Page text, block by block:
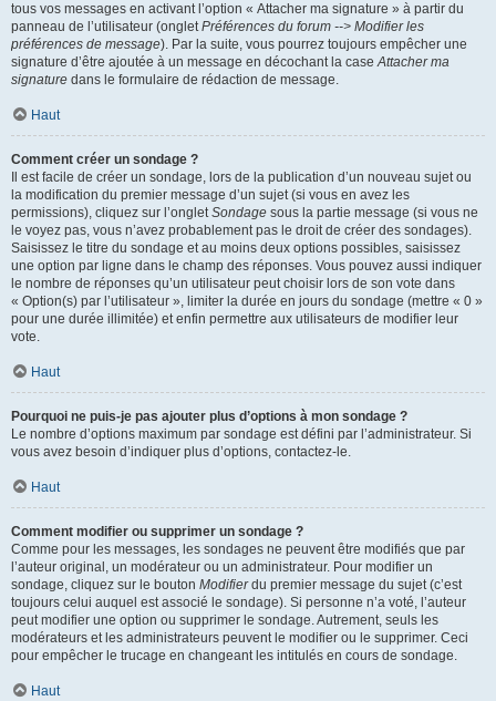
tous vos messages en activant l’option « Attacher ma signature » à partir du
panneau de l’utilisateur (ongletPréférences du forum --> Modifier les
préférences de message). Par la suite, vous pourrez toujours empêcher une
signature d’être ajoutée à un message en décochant la caseAttacher ma
signature dans le formulaire de rédaction de message.
Haut
Comment créer un sondage ?
Il est facile de créer un sondage, lors de la publication d’un nouveau sujet ou
la modification du premier message d’un sujet (si vous en avez les
permissions), cliquez sur l’ongletSondage sous la partie message (si vous ne
le voyez pas, vous n’avez probablement pas le droit de créer des sondages).
Saisissez le titre du sondage et au moins deux options possibles, saisissez
une option par ligne dans le champ des réponses. Vous pouvez aussi indiquer
le nombre de réponses qu’un utilisateur peut choisir lors de son vote dans
« Option(s) par l’utilisateur », limiter la durée en jours du sondage (mettre « 0 »
pour une durée illimitée) et enfin permettre aux utilisateurs de modifier leur
vote.
Haut
Pourquoi ne puis-je pas ajouter plus d’options à mon sondage ?
Le nombre d’options maximum par sondage est défini par l’administrateur. Si
vous avez besoin d’indiquer plus d’options, contactez-le.
Haut
Comment modifier ou supprimer un sondage ?
Comme pour les messages, les sondages ne peuvent être modifiés que par
l’auteur original, un modérateur ou un administrateur. Pour modifier un
sondage, cliquez sur le bouton Modifierdu premier message du sujet (c’est
toujours celui auquel est associé le sondage). Si personne n’a voté, l’auteur
peut modifier une option ou supprimer le sondage. Autrement, seuls les
modérateurs et les administrateurs peuvent le modifier ou le supprimer. Ceci
pour empêcher le trucage en changeant les intitulés en cours de sondage.
Haut